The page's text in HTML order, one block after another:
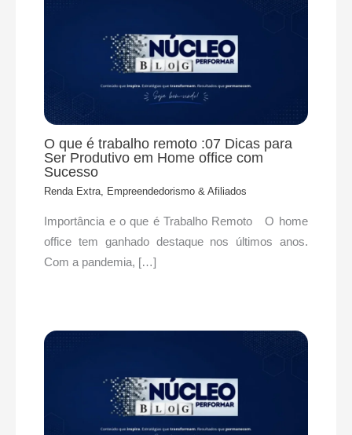
O que é trabalho remoto :07 Dicas para
Ser Produtivo em Home office com
Sucesso
Renda Extra, Empreendedorismo & Afiliados
Importância e o que é Trabalho Remoto O home
office tem ganhado destaque nos últimos anos.
Com a pandemia, […]